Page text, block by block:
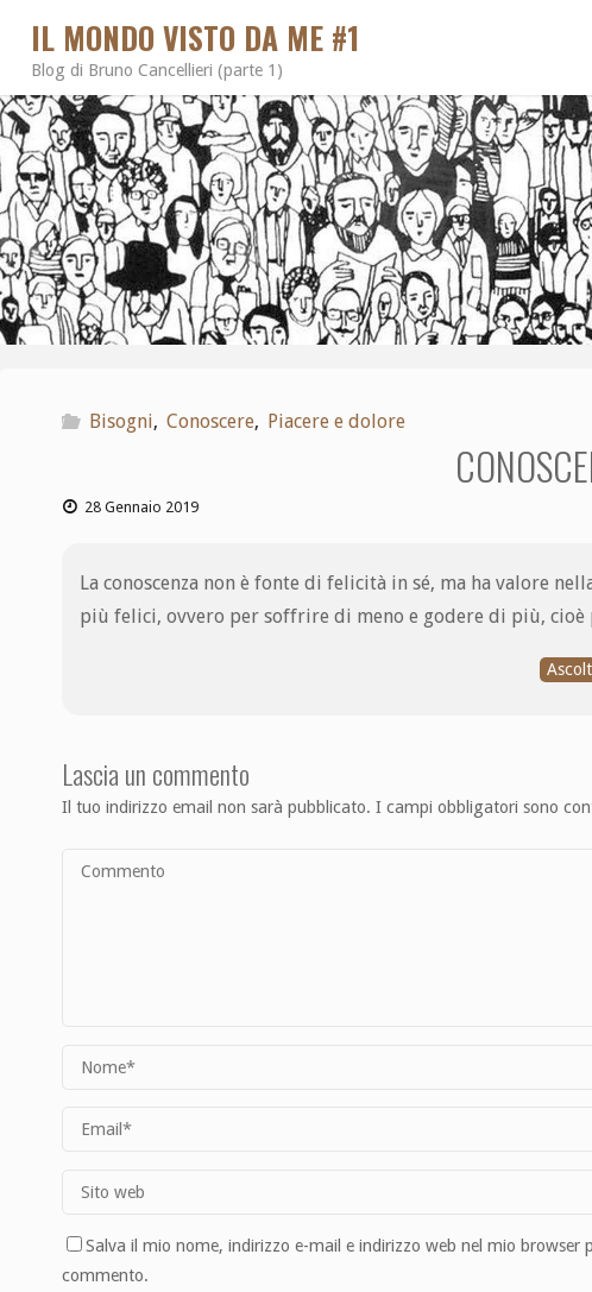
IL MONDO VISTO DA ME #1
Blog di Bruno Cancellieri (parte 1)
Bisogni, Conoscere, Piacere e dolore
28 Gennaio 2019
La conoscenza non è fonte di felicità in sé, ma ha valore
più felici, ovvero per soffrire di meno e godere di più,
Lascia un commento
Il tuo indirizzo email non sarà pubblicato. I campi obbligatori sono
Salva il mio nome, indirizzo e-mail e indirizzo web nel mio browser
commento.